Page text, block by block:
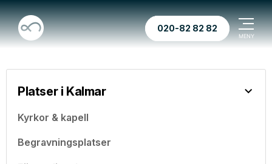
020-82 82 82
Platser i Kalmar
Kyrkor & kapell
Begravningsplatser